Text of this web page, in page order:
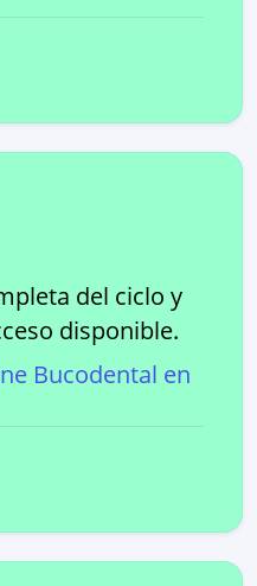
del ciclo y
disponible.
Bucodental en